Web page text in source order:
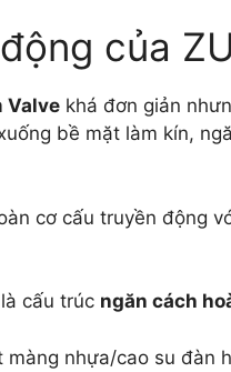
của
Valve khá đơn giản
bề mặt làm kín,
cơ cấu truyền động
cấu trúc ngăn cách
màng nhựa/cao su đàn